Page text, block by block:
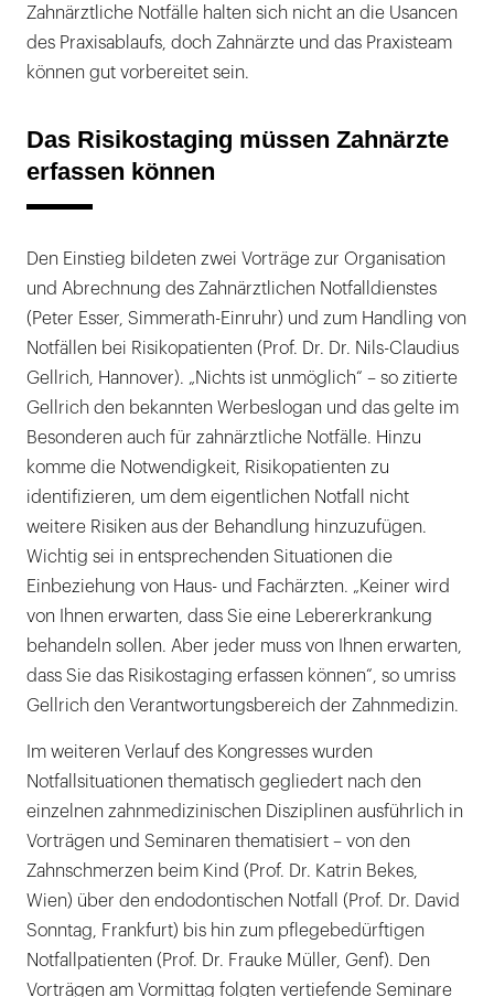
Zahnärztliche Notfälle halten sich nicht an die Usancen
des Praxisablaufs, doch Zahnärzte und das Praxisteam
können gut vorbereitet sein.
Das Risikostaging müssen Zahnärzte
erfassen können
Den Einstieg bildeten zwei Vorträge zur Organisation
und Abrechnung des Zahnärztlichen Notfalldienstes
(Peter Esser, Simmerath-Einruhr) und zum Handling von
Notfällen bei Risikopatienten (Prof. Dr. Dr. Nils-Claudius
Gellrich, Hannover). „Nichts ist unmöglich“ – so zitierte
Gellrich den bekannten Werbeslogan und das gelte im
Besonderen auch für zahnärztliche Notfälle. Hinzu
komme die Notwendigkeit, Risikopatienten zu
identifizieren, um dem eigentlichen Notfall nicht
weitere Risiken aus der Behandlung hinzuzufügen.
Wichtig sei in entsprechenden Situationen die
Einbeziehung von Haus- und Fachärzten. „Keiner wird
von Ihnen erwarten, dass Sie eine Lebererkrankung
behandeln sollen. Aber jeder muss von Ihnen erwarten,
dass Sie das Risikostaging erfassen können“, so umriss
Gellrich den Verantwortungsbereich der Zahnmedizin.
Im weiteren Verlauf des Kongresses wurden
Notfallsituationen thematisch gegliedert nach den
einzelnen zahnmedizinischen Disziplinen ausführlich in
Vorträgen und Seminaren thematisiert – von den
Zahnschmerzen beim Kind (Prof. Dr. Katrin Bekes,
Wien) über den endodontischen Notfall (Prof. Dr. David
Sonntag, Frankfurt) bis hin zum pflegebedürftigen
Notfallpatienten (Prof. Dr. Frauke Müller, Genf). Den
Vorträgen am Vormittag folgten vertiefende Seminare